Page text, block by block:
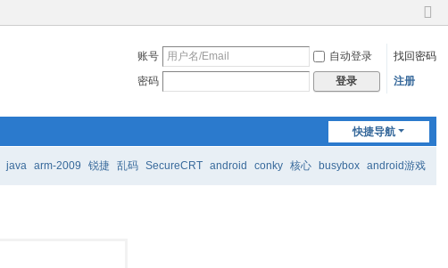
切
到
账号 自动登录
找回密码
密码
登录 注册
快捷导航
java arm-2009 锐捷 乱码 SecureCRT android conky 核心 busybox android游戏